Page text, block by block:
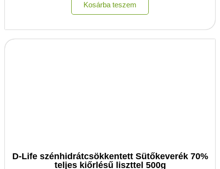
Kosárba teszem
D-Life szénhidrátcsökkentett Sütőkeverék 70%
teljes kiőrlésű liszttel 500g